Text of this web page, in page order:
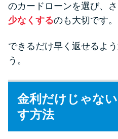
のカードローンを選び、
少なくするのも大切です。
できるだけ早く返せるよ
う。
金利だけじゃな
す方法